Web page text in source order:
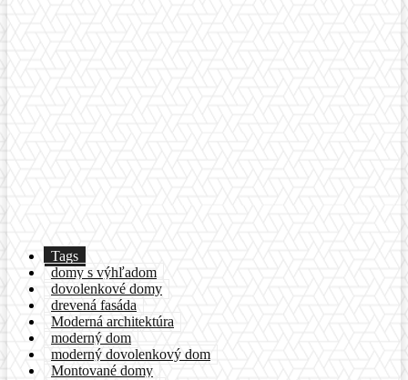
Tags
domy s výhľadom
dovolenkové domy
drevená fasáda
Moderná architektúra
moderný dom
moderný dovolenkový dom
Montované domy